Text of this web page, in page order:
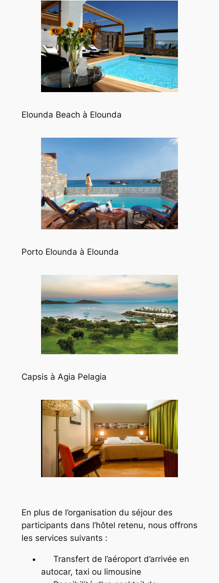
Elounda Beach à Elounda
Porto Elounda à Elounda
Capsis à Agia Pelagia
En plus de l’organisation du séjour des
participants dans l’hôtel retenu, nous offrons
les services suivants :
Transfert de l’aéroport d’arrivée en
autocar, taxi ou limousine